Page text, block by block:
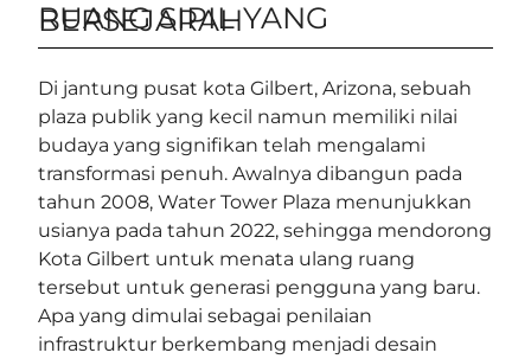
RUANG SIPIL YANG BERSEJARAH
Di jantung pusat kota Gilbert, Arizona, sebuah
plaza publik yang kecil namun memiliki nilai
budaya yang signifikan telah mengalami
transformasi penuh. Awalnya dibangun pada
tahun 2008, Water Tower Plaza menunjukkan
usianya pada tahun 2022, sehingga mendorong
Kota Gilbert untuk menata ulang ruang
tersebut untuk generasi pengguna yang baru.
Apa yang dimulai sebagai penilaian
infrastruktur berkembang menjadi desain